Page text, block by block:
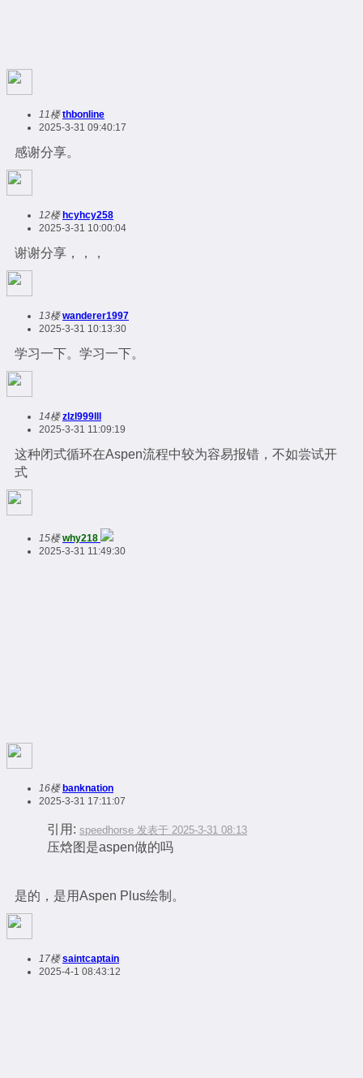
11楼 thbonline
2025-3-31 09:40:17
感谢分享。
12楼 hcyhcy258
2025-3-31 10:00:04
谢谢分享，，，
13楼 wanderer1997
2025-3-31 10:13:30
学习一下。学习一下。
14楼 zlzl999lll
2025-3-31 11:09:19
这种闭式循环在Aspen流程中较为容易报错，不如尝试开
式
15楼 why218
2025-3-31 11:49:30
16楼 banknation
2025-3-31 17:11:07
引用: speedhorse 发表于 2025-3-31 08:13
压焓图是aspen做的吗
是的，是用Aspen Plus绘制。
17楼 saintcaptain
2025-4-1 08:43:12